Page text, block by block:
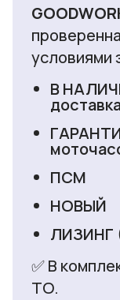
условиями
В
ПСМ
НОВЫЙ
ЛИЗИНГ
✅ В
ТО.